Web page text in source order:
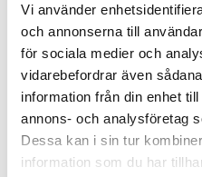
Vi använder
och annonserna till
för sociala medier och
vidarebefordrar även
information från din enhet
annons- och analysföretag
Dessa kan i sin tur
information som du har